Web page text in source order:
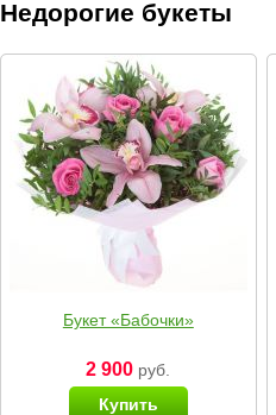
Недорогие букеты
Букет «Бабочки»
2 900 руб.
Купить